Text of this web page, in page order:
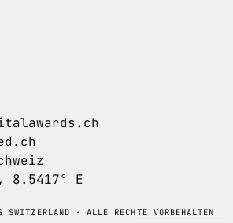
8.5417° E
· ALLE RECHTE VORBEHALTEN